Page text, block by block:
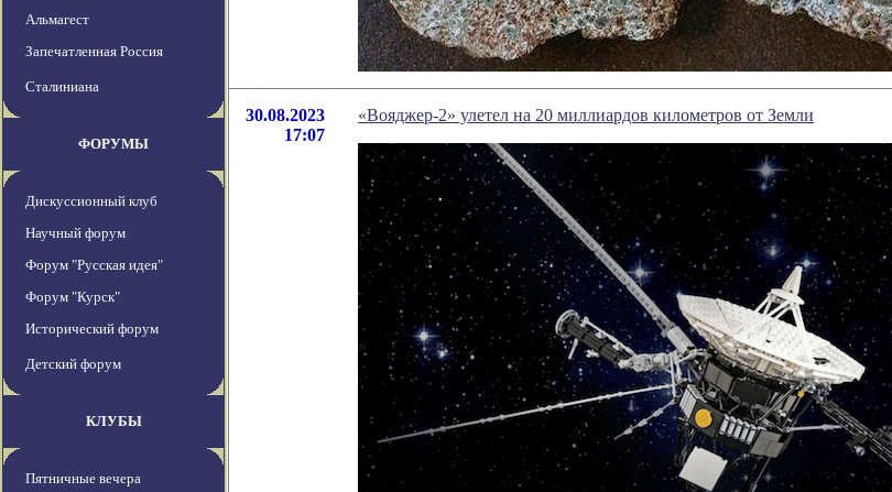
Альмагест
Запечатленная Россия
Сталиниана
ФОРУМЫ
Дискуссионный клуб
Научный форум
Форум "Русская идея"
Форум "Курск"
Исторический форум
Детский форум
КЛУБЫ
Пятничные вечера
30.08.2023
17:07
«Вояджер-2» улетел на 20 миллиардов километров от Земли